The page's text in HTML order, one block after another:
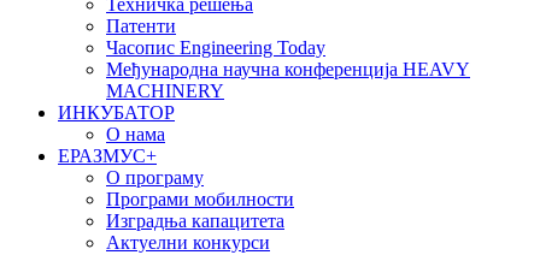
Техничка решења
Патенти
Часопис Engineering Today
Међународна научна конференција HEAVY
MACHINERY
ИНКУБАТОР
О нама
EРАЗМУС+
О програму
Програми мобилности
Изградња капацитета
Актуелни конкурси